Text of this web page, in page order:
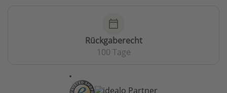
calendar_today
Rückgaberecht
100 Tage